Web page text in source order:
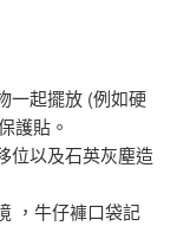
一起擺放 (例如硬
護貼。
位以及石英灰塵造
，牛仔褲口袋記